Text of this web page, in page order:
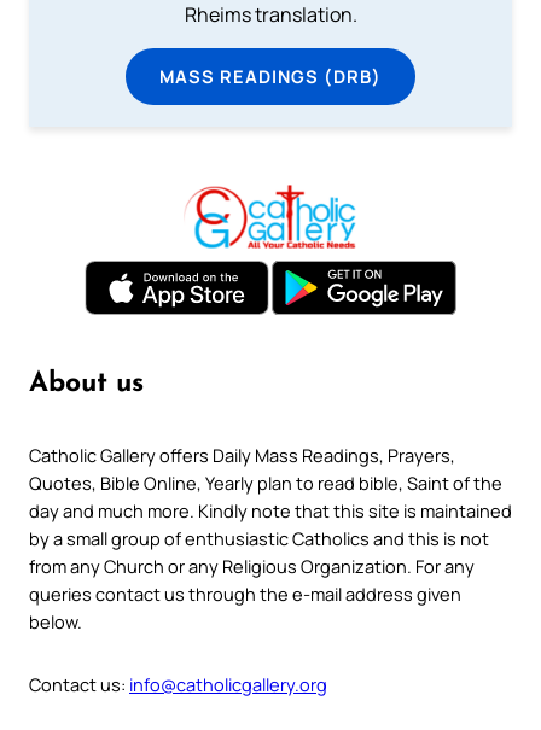
Rheims translation.
MASS READINGS (DRB)
About us
Catholic Gallery offers Daily Mass Readings, Prayers,
Quotes, Bible Online, Yearly plan to read bible, Saint of the
day and much more. Kindly note that this site is maintained
by a small group of enthusiastic Catholics and this is not
from any Church or any Religious Organization. For any
queries contact us through the e-mail address given
below.
Contact us: info@catholicgallery.org